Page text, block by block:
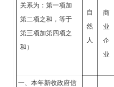
关系为：第一项加
第二项之和，等于
第三项加第四项之
和）
自
然
人
商
业
企
业
一、本年新收政府信